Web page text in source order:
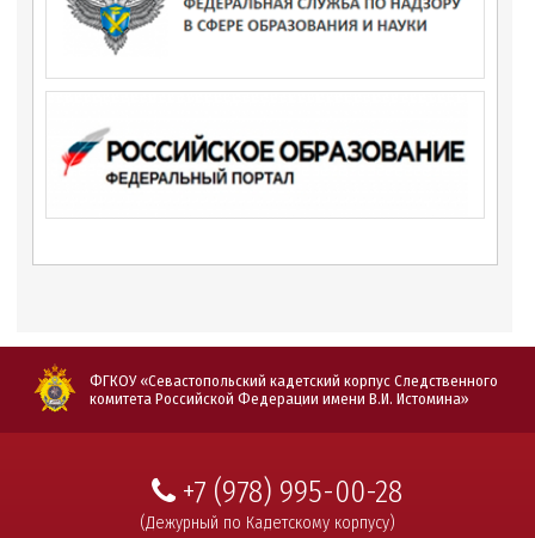
ФГКОУ «Севастопольский кадетский корпус Следственного
комитета Российской Федерации имени В.И. Истомина»
+7 (978) 995-00-28
(Дежурный по Кадетскому корпусу)